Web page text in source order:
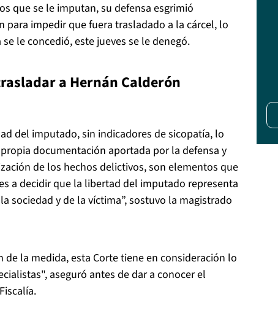
que se le imputan, su defensa esgrimió
para impedir que fuera trasladado a la cárcel, lo
le concedió, este jueves se le denegó.
a Hernán Calderón
del imputado, sin indicadores de sicopatía, lo
documentación aportada por la defensa y
de los hechos delictivos, son elementos que
a decidir que la libertad del imputado representa
sociedad y de la víctima”, sostuvo la magistrado
de la medida, esta Corte tiene en consideración lo
aseguró antes de dar a conocer el